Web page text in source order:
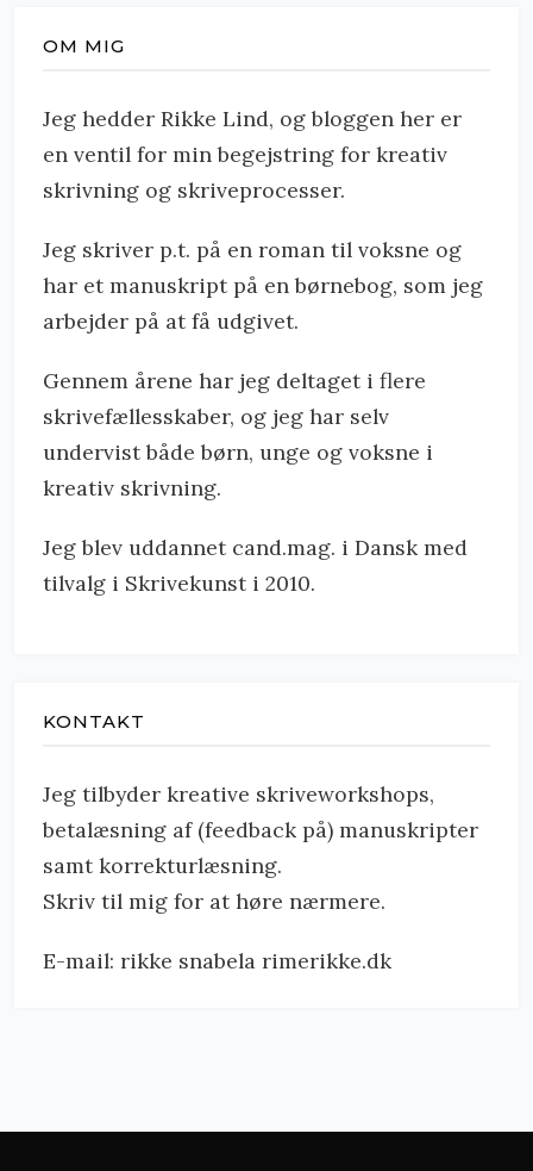
OM MIG
Jeg hedder Rikke Lind, og bloggen her er
en ventil for min begejstring for kreativ
skrivning og skriveprocesser.
Jeg skriver p.t. på en roman til voksne og
har et manuskript på en børnebog, som jeg
arbejder på at få udgivet.
Gennem årene har jeg deltaget i flere
skrivefællesskaber, og jeg har selv
undervist både børn, unge og voksne i
kreativ skrivning.
Jeg blev uddannet cand.mag. i Dansk med
tilvalg i Skrivekunst i 2010.
KONTAKT
Jeg tilbyder kreative skriveworkshops,
betalæsning af (feedback på) manuskripter
samt korrekturlæsning.
Skriv til mig for at høre nærmere.
E-mail: rikke snabela rimerikke.dk